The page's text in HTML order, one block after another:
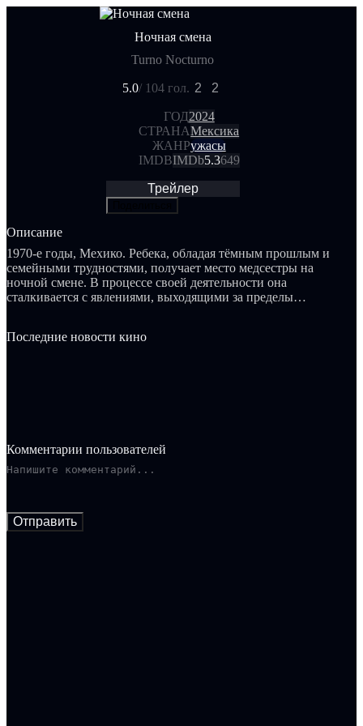
Ночная смена
Turno Nocturno
5.0/ 104 гол. 2 2
ГОД2024
СТРАНАМексика
ЖАНРужасы
IMDBIMDb5.3649
Трейлер
Описание
1970-е годы, Мехико. Ребека, обладая тёмным прошлым и
семейными трудностями, получает место медсестры на
ночной смене. В процессе своей деятельности она
сталкивается с явлениями, выходящими за пределы
Последние новости кино
Комментарии пользователей
Отправить